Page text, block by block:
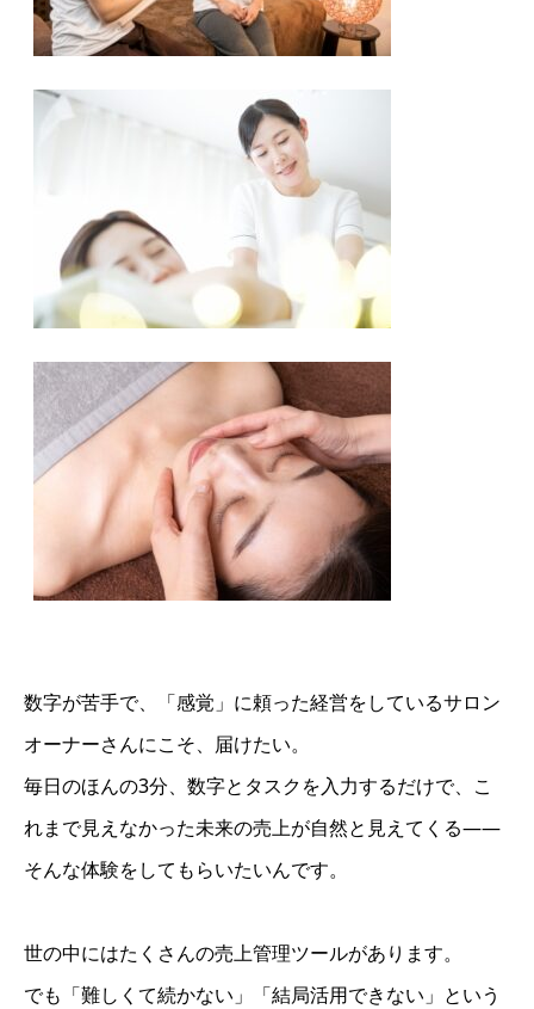
数字が苦手で、「感覚」に頼った経営をしているサロン
オーナーさんにこそ、届けたい。
毎日のほんの3分、数字とタスクを入力するだけで、こ
れまで見えなかった未来の売上が自然と見えてくる――
そんな体験をしてもらいたいんです。
世の中にはたくさんの売上管理ツールがあります。
でも「難しくて続かない」「結局活用できない」という